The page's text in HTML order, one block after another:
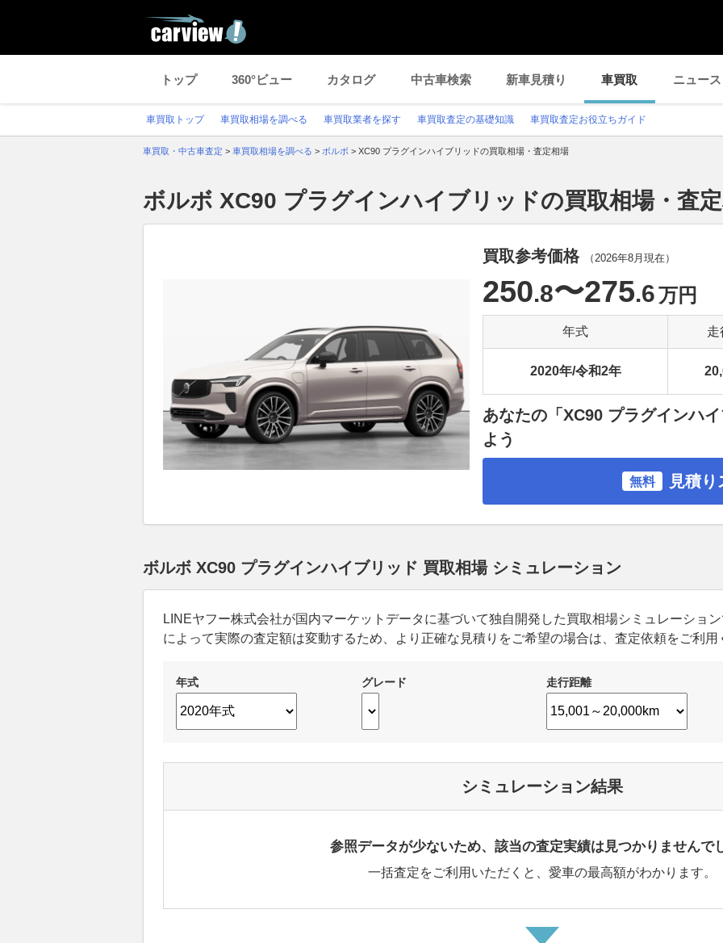
トップ 360°ビュー カタログ 中古車検索 新車見積り 車買取 ニュース
車買取トップ 車買取相場を調べる 車買取業者を探す 車買取査定の基礎知識 車買取査定お役立ちガイド
車買取・中古車査定 > 車買取相場を調べる > ボルボ > XC90 プラグインハイブリッドの買取相場・査定相場
ボルボ XC90 プラグインハイブリッドの買取相場・査
買取参考価格 （2026年8月 現在）
250.8〜275.6万円
年式 走
2020年/令和2年
あなたの「XC90 プラグインハ
よう
無料 見積
ボルボ XC90 プラグインハイブリッド 買取相場 シミュレーション
LINEヤフー株式会社が国内マーケットデータに基づいて独自開発した買取相場シミュレーショ
によって実際の査定額は変動するため、より正確な見積りをご希望の場合は、査定依頼をご利用
年式 グレード 走行距離
シミュレーション結果
参照データが少ないため、該当の査定実績は見つかりませんで
一括査定をご利用いただくと、愛車の最高額がわかります。